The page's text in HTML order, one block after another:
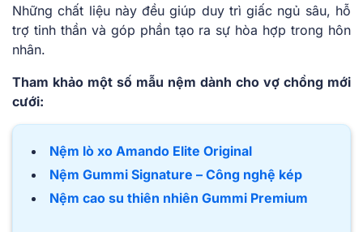
Những chất liệu này đều giúp duy trì giấc ngủ sâu, hỗ
trợ tinh thần và góp phần tạo ra sự hòa hợp trong hôn
nhân.
Tham khảo một số mẫu nệm dành cho vợ chồng mới
cưới:
Nệm lò xo Amando Elite Original
Nệm Gummi Signature – Công nghệ kép
Nệm cao su thiên nhiên Gummi Premium